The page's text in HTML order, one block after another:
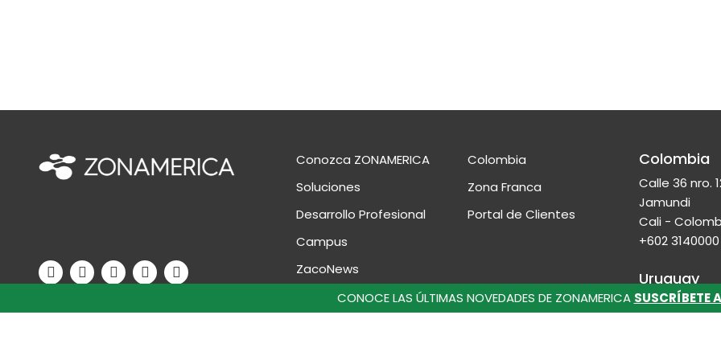
CONOCE LAS ÚLTIMAS NOVEDADES DE ZONAMERICA SUSCRÍBETE
© 2026 ZONAMERICA.
Conozca ZONAMERICA
Soluciones
Desarrollo Profesional
Campus
ZacoNews
Contáctanos
Colombia
Zona Franca
Portal de Clientes
Colombia
Calle 36 nro.
Jamundi
Cali -
+602 3140000
Uruguay
Ruta 8 - Km